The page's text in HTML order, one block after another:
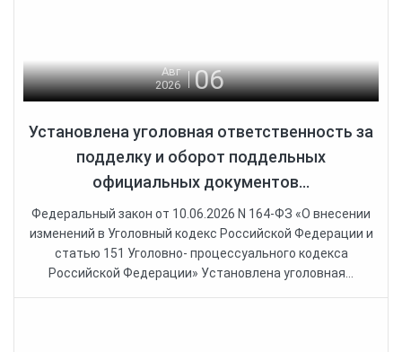
Авг
2026
06
Установлена уголовная ответственность за
подделку и оборот поддельных
официальных документов...
Федеральный закон от 10.06.2026 N 164-ФЗ «О внесении
изменений в Уголовный кодекс Российской Федерации и
статью 151 Уголовно- процессуального кодекса
Российской Федерации» Установлена уголовная...